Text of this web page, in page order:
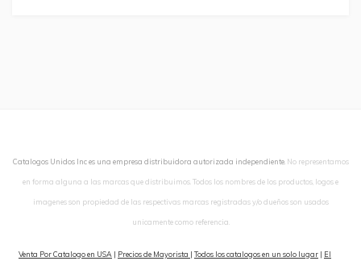
Catalogos Unidos Inc es una empresa distribuidora autorizada independiente. No representamos
en forma alguna a las marcas que distribuimos. Todos los nombres de los productos, logos e
imagenes son propiedad de las respectivas marcas registradas y/o dueños son usados
unicamente como referencia.
Venta Por Catalogo en USA | Precios de Mayorista | Todos los catalogos en un solo lugar | El